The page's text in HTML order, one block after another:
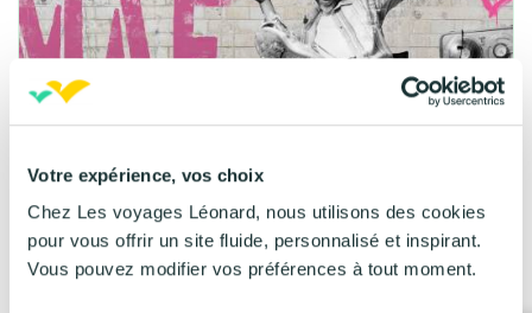
Votre expérience, vos choix
Chez Les voyages Léonard, nous utilisons des cookies
pour vous offrir un site fluide, personnalisé et inspirant.
Vous pouvez modifier vos préférences à tout moment.
Christophe Maé à Forest National
Belgique 1 soir